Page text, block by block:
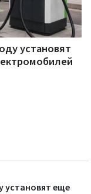
установят
установят еще